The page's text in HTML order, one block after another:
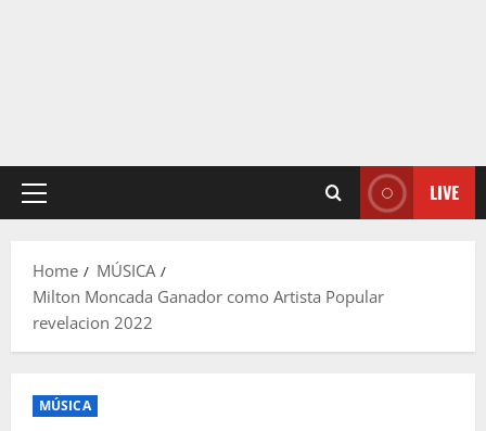
Primary
LIVE
Home
MÚSICA
Milton Moncada Ganador como Artista Popular
revelacion 2022
MÚSICA